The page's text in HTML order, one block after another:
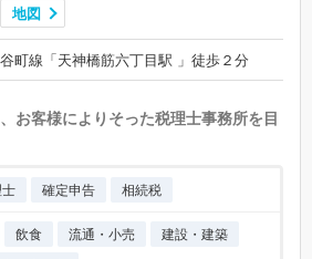
地図
谷町線「天神橋筋六丁目駅 」徒歩２分
お客様によりそった税理士事務所を目
確定申告 相続税
飲食 流通・小売
建設・建築